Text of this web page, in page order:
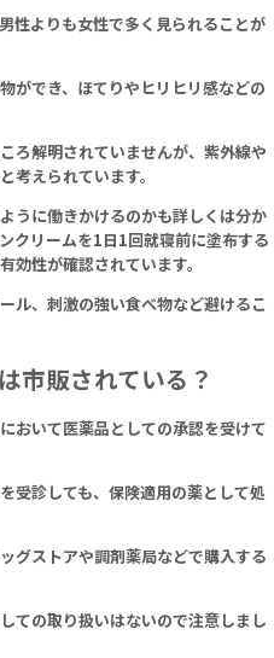
性よりも女性で多く見られることが
ができ、ほてりやヒリヒリ感などの
ろ解明されていませんが、紫外線や
考えられています。
うに働きかけるのかも詳しくは分か
クリームを1日1回就寝前に塗布する
効性が確認されています。
ル、刺激の強い食べ物など避けるこ
市販されている？
おいて医薬品としての承認を受けて
受診しても、保険適用の薬として処
グストアや調剤薬局などで購入する
ての取り扱いはないので注意しまし